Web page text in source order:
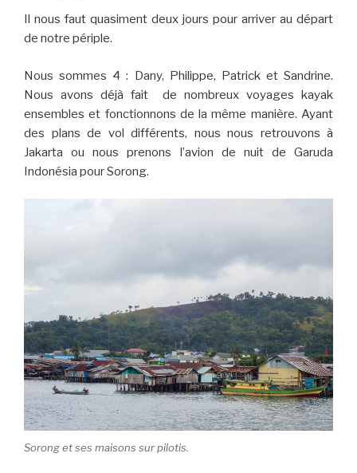
Il nous faut quasiment deux jours pour arriver au départ
de notre périple.
Nous sommes 4 : Dany, Philippe, Patrick et Sandrine.
Nous avons déjà fait de nombreux voyages kayak
ensembles et fonctionnons de la même manière. Ayant
des plans de vol différents, nous nous retrouvons à
Jakarta ou nous prenons l’avion de nuit de Garuda
Indonésia pour Sorong.
Sorong et ses maisons sur pilotis.